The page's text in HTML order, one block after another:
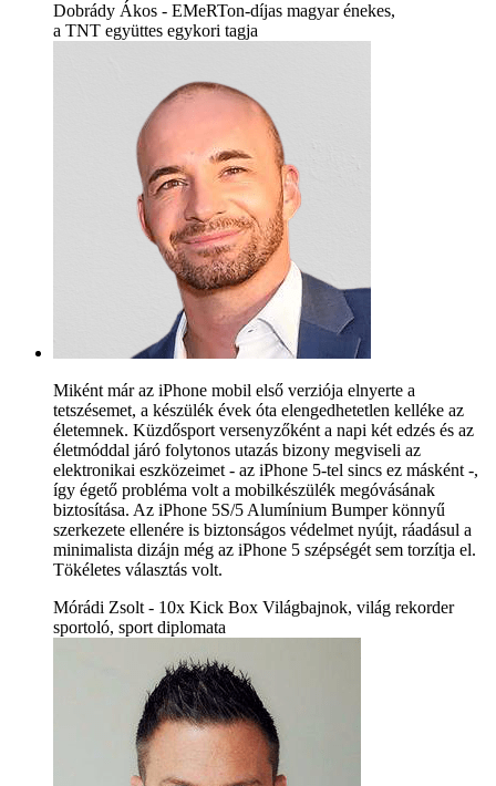
Dobrády Ákos - EMeRTon-díjas magyar énekes,
a TNT együttes egykori tagja
Miként már az iPhone mobil első verziója elnyerte a
tetszésemet, a készülék évek óta elengedhetetlen kelléke az
életemnek. Küzdősport versenyzőként a napi két edzés és az
életmóddal járó folytonos utazás bizony megviseli az
elektronikai eszközeimet - az iPhone 5-tel sincs ez másként -,
így égető probléma volt a mobilkészülék megóvásának
biztosítása. Az iPhone 5S/5 Alumínium Bumper könnyű
szerkezete ellenére is biztonságos védelmet nyújt, ráadásul a
minimalista dizájn még az iPhone 5 szépségét sem torzítja el.
Tökéletes választás volt.
Mórádi Zsolt - 10x Kick Box Világbajnok, világ rekorder
sportoló, sport diplomata